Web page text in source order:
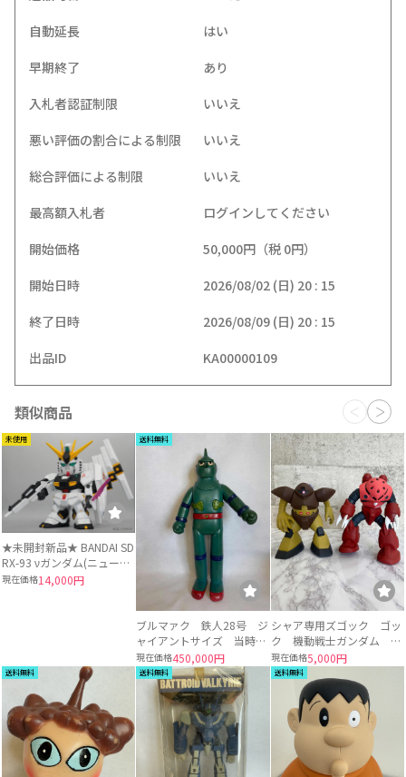
自動延長
はい
早期終了
あり
入札者認証制限
いいえ
悪い評価の割合による制限
いいえ
総合評価による制限
いいえ
最高額入札者
ログインしてください
開始価格
50,000円（税 0円）
開始日時
2026/08/02 (日) 20 : 15
終了日時
2026/08/09 (日) 20 : 15
出品ID
KA00000109
類似商品
未使用
★未開封新品★ BANDAI SD
RX-93 νガンダム(ニューガ
ンダム) プレバン限定特典
現在価格14,000円
送料無料
ブルマァク 鉄人28号 ジ
ャイアントサイズ 当時物
(1970年代) ソフビ 約36
センチ
現在価格450,000円
送料無料 送料無料
シャア専用ズゴック ゴッ
ク 機動戦士ガンダム ソ
フビ フィギュア 2体セ
ット
現在価格5,000円
送料無料